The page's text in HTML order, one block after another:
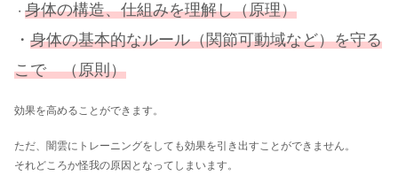
・ 身体の構造、仕組みを理解し（原理）
・ 身体の基本的なルール（関節可動域など）を守る
こで （原則）
効果を高めることができます。
ただ、闇雲にトレーニングをしても効果を引き出すことができません。
それどころか怪我の原因となってしまいます。